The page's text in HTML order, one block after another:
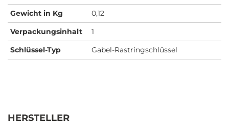
Gewicht in Kg
0,12
Verpackungsinhalt
1
Schlüssel-Typ
Gabel-Rastringschlüssel
HERSTELLER